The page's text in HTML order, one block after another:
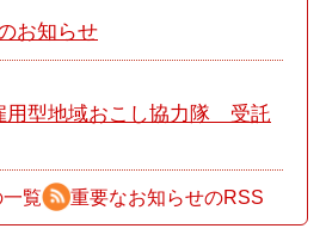
お知らせ
型地域おこし協力隊 受託
覧 重要なお知らせのRSS